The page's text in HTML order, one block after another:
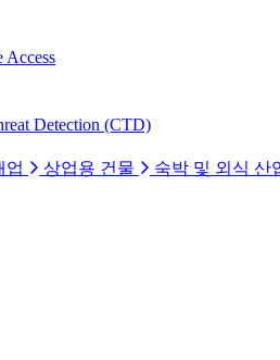
Access
Detection (CTD)
업 상업용 건물 숙박 및 외식 산